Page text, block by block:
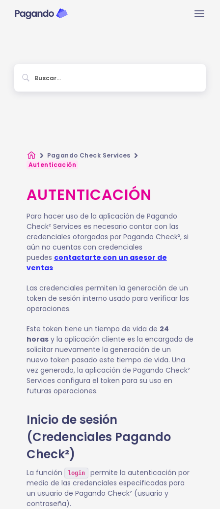
Inicio Pagando Check Services
Autenticación
AUTENTICACIÓN
Para hacer uso de la aplicación de Pagando
Check² Services es necesario contar con las
credenciales otorgadas por Pagando Check², si
aún no cuentas con credenciales
puedes contactarte con un asesor de
ventas
Las credenciales permiten la generación de un
token de sesión interno usado para verificar las
operaciones.
Este token tiene un tiempo de vida de 24
horasy la aplicación cliente es la encargada de
solicitar nuevamente la generación de un
nuevo token pasado este tiempo de vida. Una
vez generado, la aplicación de Pagando Check²
Services configura el token para su uso en
futuras operaciones.
Inicio de sesión
(Credenciales Pagando
Check²)
La función login
permite la autenticación por
medio de las credenciales especificadas para
un usuario de Pagando Check² (usuario y
contraseña).